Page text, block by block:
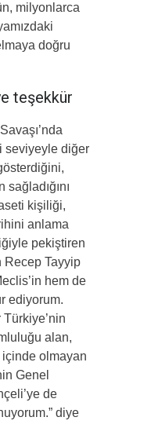
milyonlarca
doğru
teşekkür
seviyeyle diğer
kişiliği,
anlama
pekiştiren
Recep Tayyip
hem de
ediyorum.
alan,
içinde olmayan
Genel
de
diye